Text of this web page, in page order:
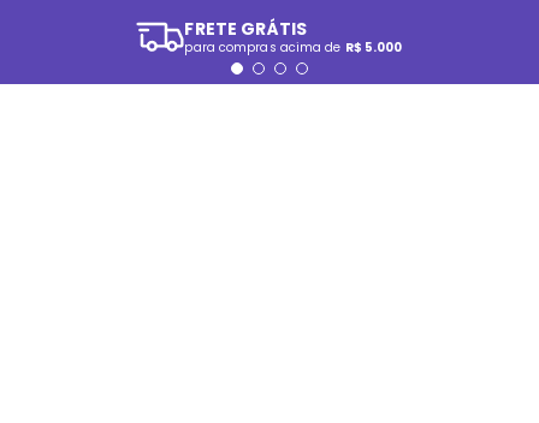
FRETE GRÁTIS
para compras acima de R$ 5.000